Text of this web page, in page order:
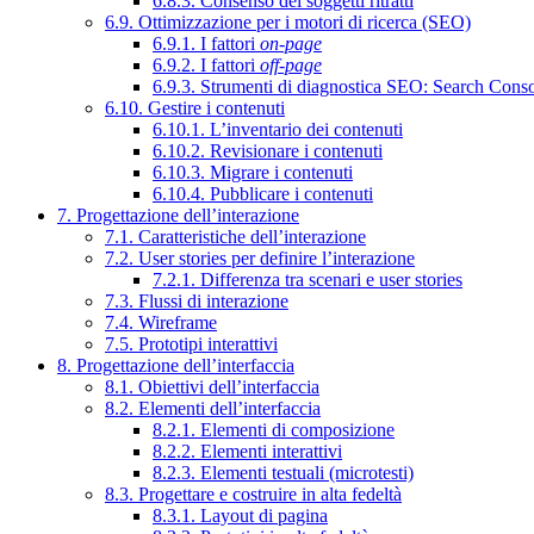
6.9. Ottimizzazione per i motori di ricerca (SEO)
6.9.1. I fattori on-page
6.9.2. I fattori off-page
6.9.3. Strumenti di diagnostica SEO: Search
6.10. Gestire i contenuti
6.10.1. L’inventario dei contenuti
6.10.2. Revisionare i contenuti
6.10.3. Migrare i contenuti
6.10.4. Pubblicare i contenuti
7. Progettazione dell’interazione
7.1. Caratteristiche dell’interazione
7.2. User stories per definire l’interazione
7.2.1. Differenza tra scenari e user stories
7.3. Flussi di interazione
7.4. Wireframe
7.5. Prototipi interattivi
8. Progettazione dell’interfaccia
8.1. Obiettivi dell’interfaccia
8.2. Elementi dell’interfaccia
8.2.1. Elementi di composizione
8.2.2. Elementi interattivi
8.2.3. Elementi testuali (microtesti)
8.3. Progettare e costruire in alta fedeltà
8.3.1. Layout di pagina